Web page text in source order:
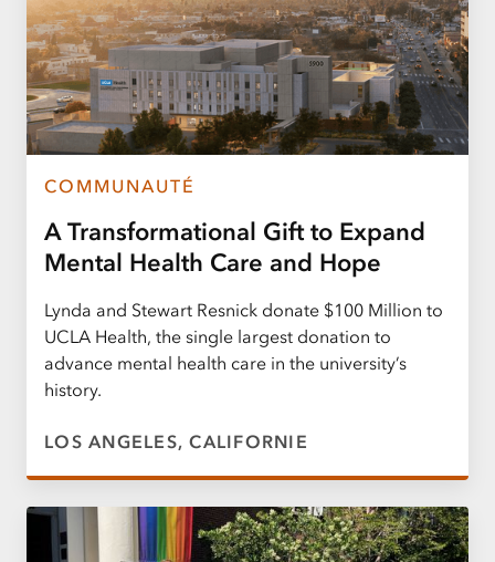
COMMUNAUTÉ
A Transformational Gift to Expand
Mental Health Care and Hope
Lynda and Stewart Resnick donate $100 Million to
UCLA Health, the single largest donation to
advance mental health care in the university’s
history.
LOS ANGELES, CALIFORNIE